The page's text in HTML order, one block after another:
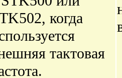
когда
тактовая